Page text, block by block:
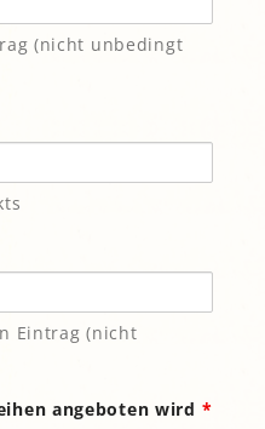
(nicht unbedingt
Eintrag (nicht
angeboten wird *